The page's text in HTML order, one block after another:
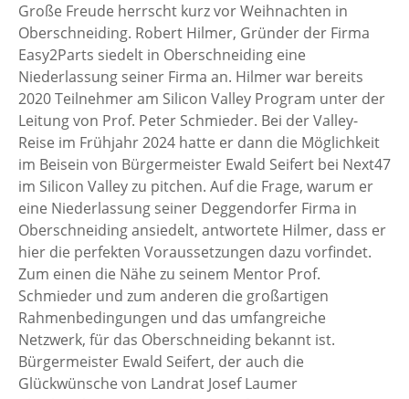
Große Freude herrscht kurz vor Weihnachten in
Oberschneiding. Robert Hilmer, Gründer der Firma
Easy2Parts siedelt in Oberschneiding eine
Niederlassung seiner Firma an. Hilmer war bereits
2020 Teilnehmer am Silicon Valley Program unter der
Leitung von Prof. Peter Schmieder. Bei der Valley-
Reise im Frühjahr 2024 hatte er dann die Möglichkeit
im Beisein von Bürgermeister Ewald Seifert bei Next47
im Silicon Valley zu pitchen. Auf die Frage, warum er
eine Niederlassung seiner Deggendorfer Firma in
Oberschneiding ansiedelt, antwortete Hilmer, dass er
hier die perfekten Voraussetzungen dazu vorfindet.
Zum einen die Nähe zu seinem Mentor Prof.
Schmieder und zum anderen die großartigen
Rahmenbedingungen und das umfangreiche
Netzwerk, für das Oberschneiding bekannt ist.
Bürgermeister Ewald Seifert, der auch die
Glückwünsche von Landrat Josef Laumer